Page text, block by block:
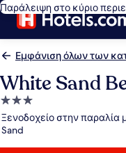
Παράλειψη στο κύριο
Εμφάνιση όλων των
White Sand
Κατάλυμα
με
3.0
αστέρια
Ξενοδοχείο στην παραλία
Sand